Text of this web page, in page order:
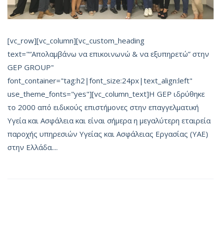
[vc_row][vc_column][vc_custom_heading
text="“Απολαμβάνω να επικοινωνώ & να εξυπηρετώ” στην
GEP GROUP"
font_container="tag:h2|font_size:24px|text_align:left"
use_theme_fonts="yes"][vc_column_text]Η GEP ιδρύθηκε
το 2000 από ειδικούς επιστήμονες στην επαγγελματική
Υγεία και Ασφάλεια και είναι σήμερα η μεγαλύτερη εταιρεία
παροχής υπηρεσιών Υγείας και Ασφάλειας Eργασίας (ΥΑΕ)
στην Ελλάδα....